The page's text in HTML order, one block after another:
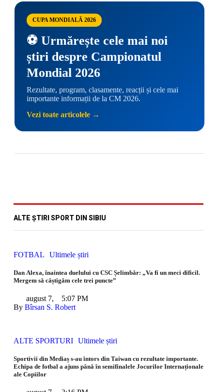
CUPA MONDIALĂ 2026
⚽ Urmărește cele mai noi
știri despre Campionatul
Mondial 2026
Rezultate, program, clasamente, reacții și cele mai
importante informații de la CM 2026.
Vezi toate articolele →
ALTE ȘTIRI SPORT DIN SIBIU
FOTBAL Ultimele știri
Dan Alexa, înaintea duelului cu CSC Șelimbăr: „Va fi un meci dificil.
Mergem să câștigăm cele trei puncte”
august 7,
5:07 PM
By Bîrsan S. Robert
ALTE SPORTURI Ultimele știri
Sportivii din Mediaș s-au întors din Taiwan cu rezultate importante.
Echipa de fotbal a ajuns până în semifinalele Jocurilor Internaționale
ale Copiilor